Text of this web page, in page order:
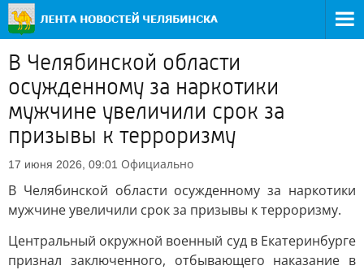
В Челябинской области
осужденному за наркотики
мужчине увеличили срок за
призывы к терроризму
17 июня 2026, 09:01 Официально
В Челябинской области осужденному за наркотики
мужчине увеличили срок за призывы к терроризму.
Центральный окружной военный суд в Екатеринбурге
признал заключенного, отбывающего наказание в